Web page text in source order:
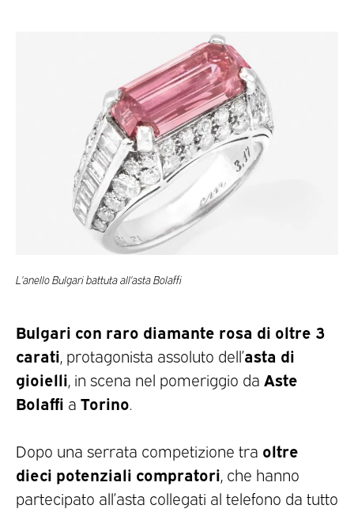
L’anello Bulgari battuta all’asta Bolaffi
Bulgari con raro diamante rosa di oltre 3
carati , protagonista assoluto dell’asta di
gioielli , in scena nel pomeriggio da Aste
Bolaffi a Torino
Dopo una serrata competizione tra oltre
dieci potenziali compratori , che hanno
partecipato all’asta collegati al telefono da tutto